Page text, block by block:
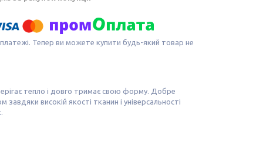
платежі. Тепер ви можете купити будь-який товар не
тепло і довго тримає свою форму. Добре
високій якості тканин і універсальності